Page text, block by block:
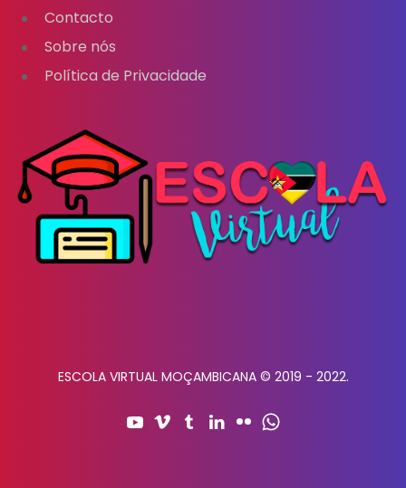
Contacto
Sobre nós
Política de Privacidade
ESCOLA VIRTUAL MOÇAMBICANA © 2019 - 2022.